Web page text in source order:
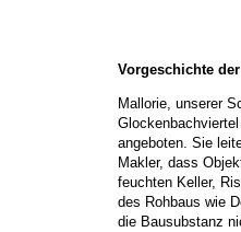
Vorgeschichte
Mallorie, unserer
angeboten. Sie
Makler, dass
feuchten Keller,
des Rohbaus wie
die Bausubstanz